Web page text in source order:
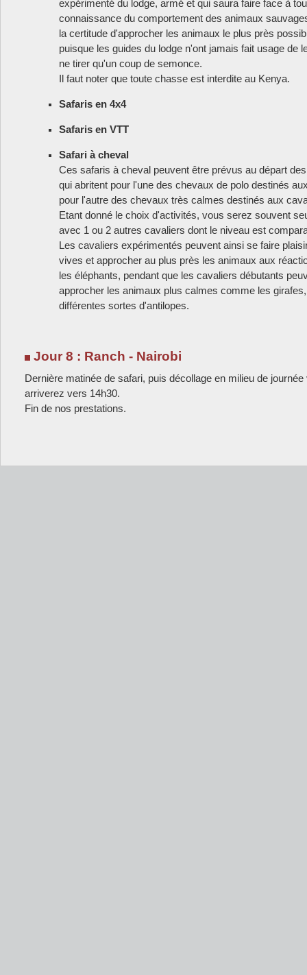
expérimenté du lodge, armé et qui saura faire face à
connaissance du comportement des animaux
la certitude d'approcher les animaux le plus près
puisque les guides du lodge n'ont jamais fait usage de
ne tirer qu'un coup de semonce.
Il faut noter que toute chasse est interdite au Kenya.
Safaris en 4x4
Safaris en VTT
Safari à cheval
Ces safaris à cheval peuvent être prévus au départ
qui abritent pour l'une des chevaux de polo destinés
pour l'autre des chevaux très calmes destinés aux
Etant donné le choix d'activités, vous serez souvent
avec 1 ou 2 autres cavaliers dont le niveau est
Les cavaliers expérimentés peuvent ainsi se faire
vives et approcher au plus près les animaux aux
les éléphants, pendant que les cavaliers débutants
approcher les animaux plus calmes comme les
différentes sortes d'antilopes.
Jour 8 : Ranch - Nairobi
Dernière matinée de safari, puis décollage en milieu de
arriverez vers 14h30.
Fin de nos prestations.